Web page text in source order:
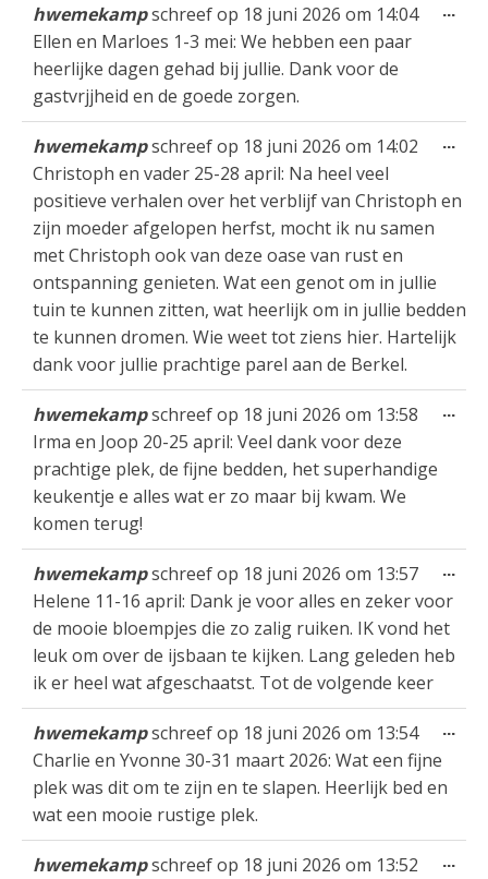
hwemekampschreef op 18 juni 2026 om 14:04
Ellen en Marloes 1-3 mei: We hebben een paar
heerlijke dagen gehad bij jullie. Dank voor de
gastvrjjheid en de goede zorgen.
...
hwemekampschreef op 18 juni 2026 om 14:02
Christoph en vader 25-28 april: Na heel veel
positieve verhalen over het verblijf van Christoph en
zijn moeder afgelopen herfst, mocht ik nu samen
met Christoph ook van deze oase van rust en
ontspanning genieten. Wat een genot om in jullie
tuin te kunnen zitten, wat heerlijk om in jullie bedden
te kunnen dromen. Wie weet tot ziens hier. Hartelijk
dank voor jullie prachtige parel aan de Berkel.
...
hwemekampschreef op 18 juni 2026 om 13:58
Irma en Joop 20-25 april: Veel dank voor deze
prachtige plek, de fijne bedden, het superhandige
keukentje e alles wat er zo maar bij kwam. We
komen terug!
...
hwemekampschreef op 18 juni 2026 om 13:57
Helene 11-16 april: Dank je voor alles en zeker voor
de mooie bloempjes die zo zalig ruiken. IK vond het
leuk om over de ijsbaan te kijken. Lang geleden heb
ik er heel wat afgeschaatst. Tot de volgende keer
...
hwemekampschreef op 18 juni 2026 om 13:54
Charlie en Yvonne 30-31 maart 2026: Wat een fijne
plek was dit om te zijn en te slapen. Heerlijk bed en
wat een mooie rustige plek.
...
hwemekampschreef op 18 juni 2026 om 13:52
...